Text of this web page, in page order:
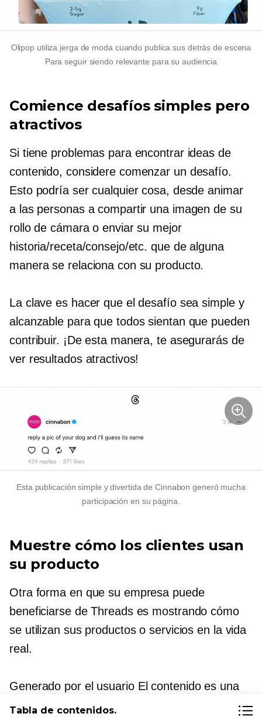
Olipop utiliza jerga de moda cuando publica sus detrás de escena
Para seguir siendo relevante para su audiencia
Comience desafíos simples pero
atractivos
Si tiene problemas para encontrar ideas de
contenido, considere comenzar un desafío.
Esto podría ser cualquier cosa, desde animar
a las personas a compartir una imagen de su
rollo de cámara o enviar su mejor
historia/receta/consejo/etc. que de alguna
manera se relaciona con su producto.
La clave es hacer que el desafío sea simple y
alcanzable para que todos sientan que pueden
contribuir. ¡De esta manera, te asegurarás de
ver resultados atractivos!
Esta publicación simple y divertida de Cinnabon generó mucha
participación en su página.
Muestre cómo los clientes usan
su producto
Otra forma en que su empresa puede
beneficiarse de Threads es mostrando cómo
se utilizan sus productos o servicios en la vida
real.
Generado por el usuarioEl contenido es una
excelente estrategia, ya que promueve tus
Tabla de contenidos.